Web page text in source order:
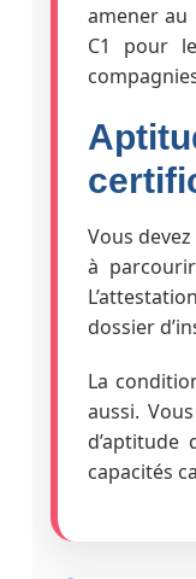
amener au
C1 pour
Vous
à parcourir
dossier
La
aussi.
d’aptitude
capacités